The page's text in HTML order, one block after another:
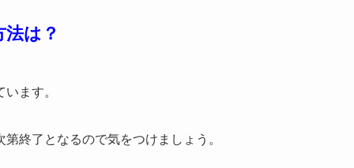
は？
ます。
終了となるので気をつけましょう。